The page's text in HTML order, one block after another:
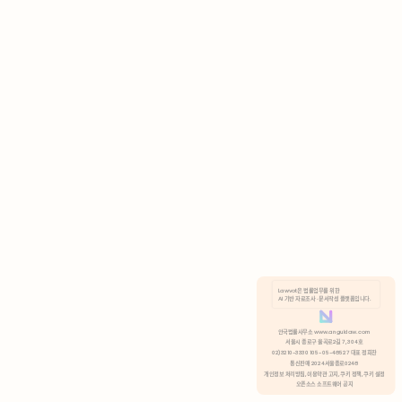
분석 쿠키 허용
Lawvot은 법률업무를 위한
AI 기반 자료조사 · 문서작성 플랫폼입니다.
안국법률사무소 www.anguklaw.com
서울시 종로구 율곡로2길 7, 304호
02)3210-3330 105-05-48527 대표 정희찬
통신판매 2024서울종로0248
개인정보 처리방침, 이용약관 고지, 쿠키 정책, 쿠키 설정
오픈소스 소프트웨어 공지